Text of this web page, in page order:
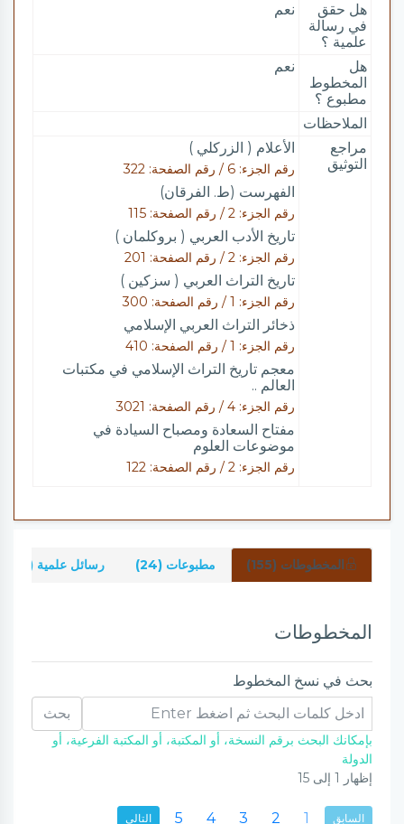
هل حقق
في رسالة
علمية ؟
نعم
هل
المخطوط
مطبوع ؟
نعم
الملاحظات
مراجع
التوثيق
الأعلام ( الزركلي )
رقم الجزء: 6 / رقم الصفحة: 322
الفهرست (ط. الفرقان)
رقم الجزء: 2 / رقم الصفحة: 115
تاريخ الأدب العربي ( بروكلمان )
رقم الجزء: 2 / رقم الصفحة: 201
تاريخ التراث العربي ( سزكين )
رقم الجزء: 1 / رقم الصفحة: 300
ذخائر التراث العربي الإسلامي
رقم الجزء: 1 / رقم الصفحة: 410
معجم تاريخ التراث الإسلامي في مكتبات
العالم ..
رقم الجزء: 4 / رقم الصفحة: 3021
مفتاح السعادة ومصباح السيادة في
موضوعات العلوم
رقم الجزء: 2 / رقم الصفحة: 122
المخطوطات (155) مطبوعات (24) رسائل علمية (2)
المخطوطات
بحث في نسخ المخطوط
بحث
بإمكانك البحث برقم النسخة، أو المكتبة، أو المكتبة الفرعية، أو
الدولة
إظهار 1 إلى 15
السابق 1
2
3
4
5 التالي